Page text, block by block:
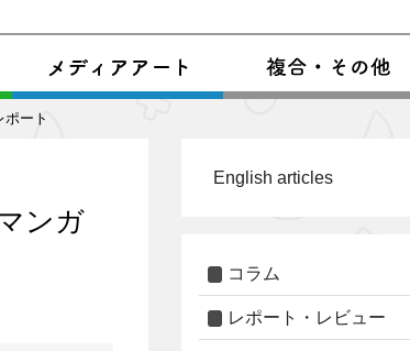
ート
ンガ
English articles
コラム
レポート・レビュー